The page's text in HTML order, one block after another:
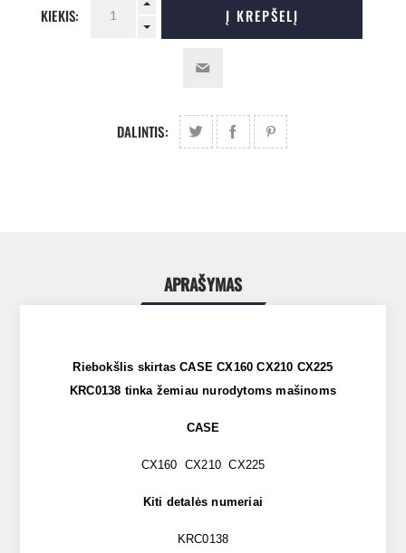
KIEKIS: Į KREPŠELĮ
DALINTIS:
APRAŠYMAS
Riebokšlis skirtas CASE CX160 CX210 CX225
KRC0138 tinka žemiau nurodytoms mašinoms
CASE
CX160 CX210 CX225
Kiti detalės numeriai
KRC0138